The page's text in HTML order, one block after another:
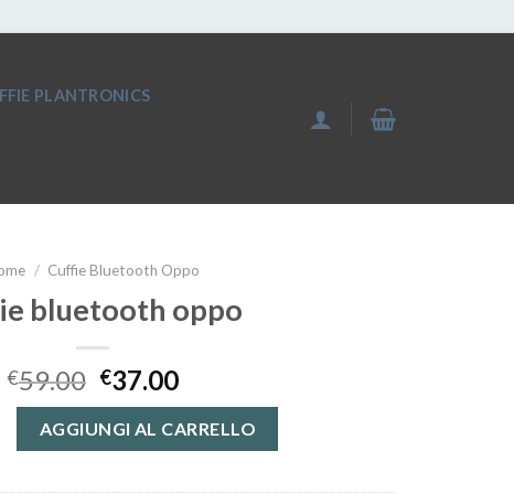
PLANTRONICS
/ Cuffie Bluetooth Oppo
bluetooth oppo
€59.00 €37.00
AGGIUNGI AL CARRELLO